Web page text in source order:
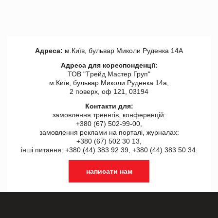
Адреса: м.Київ, бульвар Миколи Руденка 14А
Адреса для кореспонденції:
ТОВ "Tрейд Мастер Груп"
м.Київ, бульвар Миколи Руденка 14а,
2 поверх, оф 121, 03194
Контакти для:
замовлення треннгів, конференцій:
+380 (67) 502-99-00,
замовлення реклами на порталі, журналах:
+380 (67) 502 30 13,
інші питання: +380 (44) 383 92 39, +380 (44) 383 50 34.
написати нам